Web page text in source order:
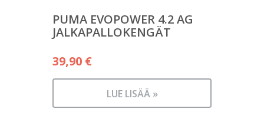
PUMA EVOPOWER 4.2 AG
JALKAPALLOKENGÄT
39,90 €
LUE LISÄÄ »